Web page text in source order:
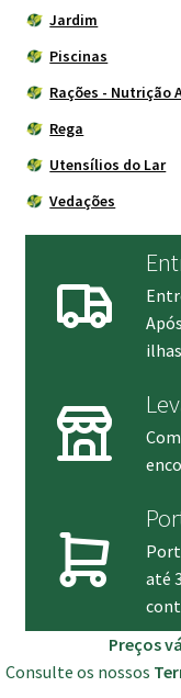
Jardim
Piscinas
Rações - Nutrição
Rega
Utensílios do Lar
Vedações
até
Preços
Consulte os nossos